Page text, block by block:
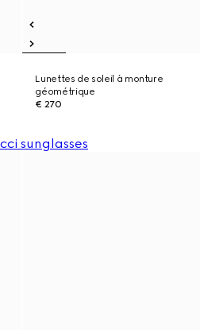
Lunettes de soleil à monture
géométrique
€ 270